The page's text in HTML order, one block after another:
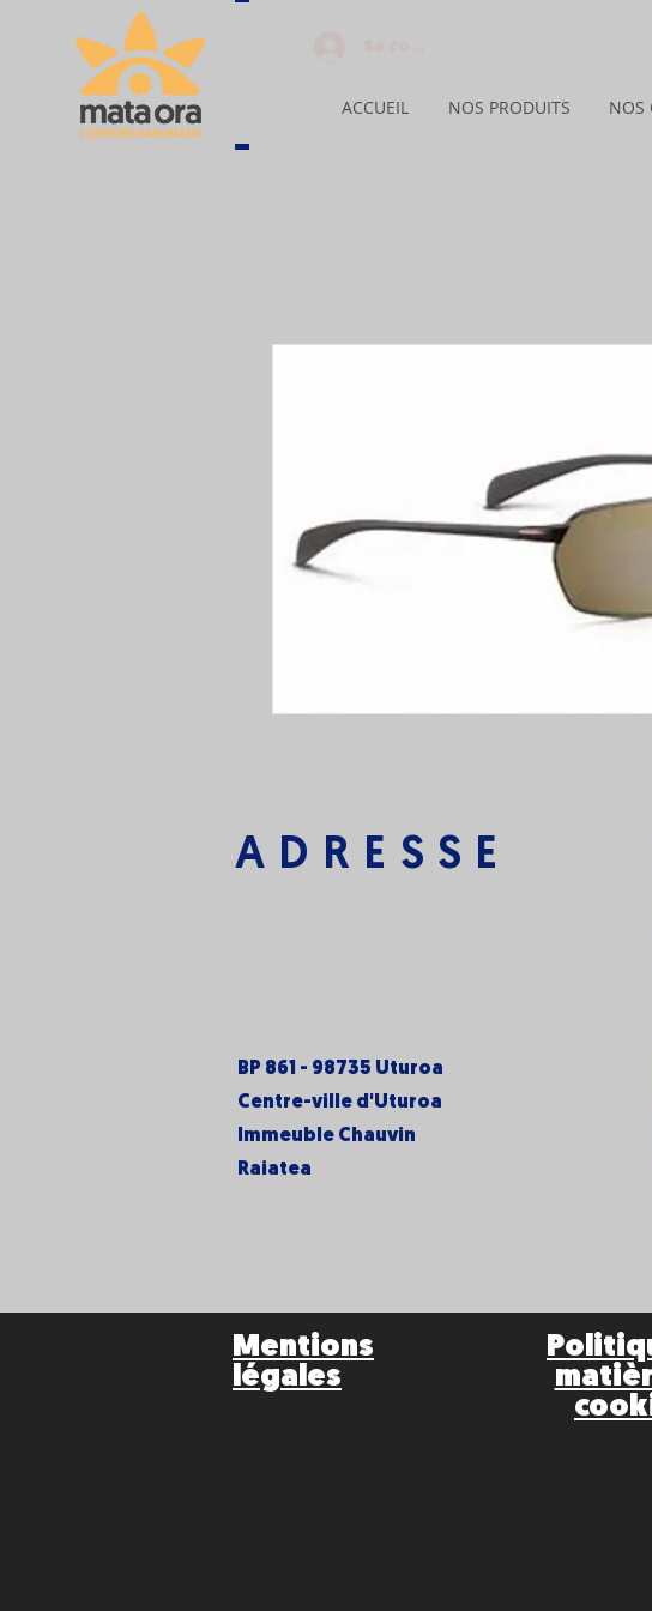
ACCUEIL NOS PRODUITS NOS
ADRESSE
BP 861 - 98735 Uturoa
Centre-ville d'Uturoa
Immeuble Chauvin
Raiatea
Mentions
légales